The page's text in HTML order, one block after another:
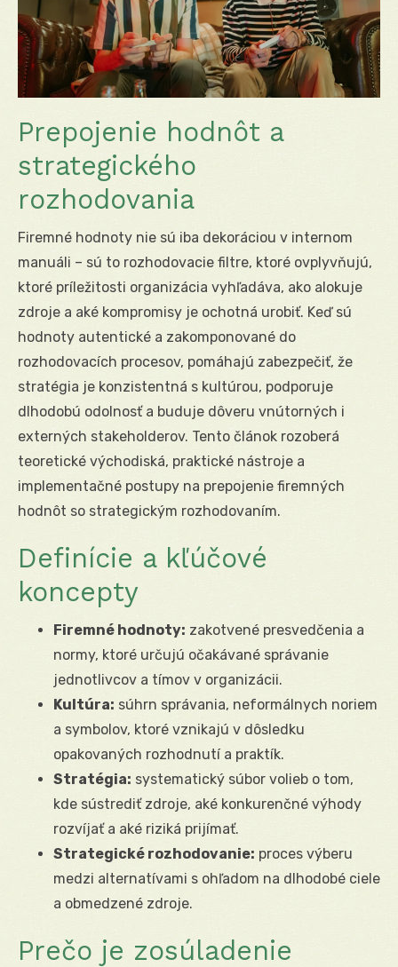
Prepojenie hodnôt a
strategického
rozhodovania
Firemné hodnoty nie sú iba dekoráciou v internom
manuáli – sú to rozhodovacie filtre, ktoré ovplyvňujú,
ktoré príležitosti organizácia vyhľadáva, ako alokuje
zdroje a aké kompromisy je ochotná urobiť. Keď sú
hodnoty autentické a zakomponované do
rozhodovacích procesov, pomáhajú zabezpečiť, že
stratégia je konzistentná s kultúrou, podporuje
dlhodobú odolnosť a buduje dôveru vnútorných i
externých stakeholderov. Tento článok rozoberá
teoretické východiská, praktické nástroje a
implementačné postupy na prepojenie firemných
hodnôt so strategickým rozhodovaním.
Definície a kľúčové
koncepty
Firemné hodnoty: zakotvené presvedčenia a
normy, ktoré určujú očakávané správanie
jednotlivcov a tímov v organizácii.
Kultúra: súhrn správania, neformálnych noriem
a symbolov, ktoré vznikajú v dôsledku
opakovaných rozhodnutí a praktík.
Stratégia: systematický súbor volieb o tom,
kde sústrediť zdroje, aké konkurenčné výhody
rozvíjať a aké riziká prijímať.
Strategické rozhodovanie: proces výberu
medzi alternatívami s ohľadom na dlhodobé ciele
a obmedzené zdroje.
Prečo je zosúladenie